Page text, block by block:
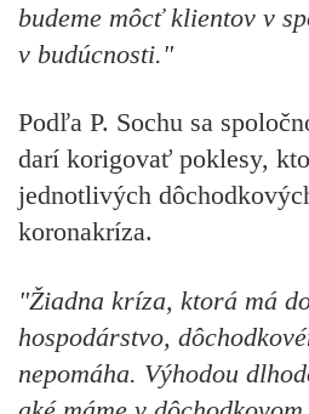
budeme môcť klientov v
v budúcnosti."
Podľa P. Sochu sa
darí korigovať poklesy,
jednotlivých
koronakríza.
"Žiadna kríza, ktorá má
hospodárstvo,
nepomáha. Výhodou